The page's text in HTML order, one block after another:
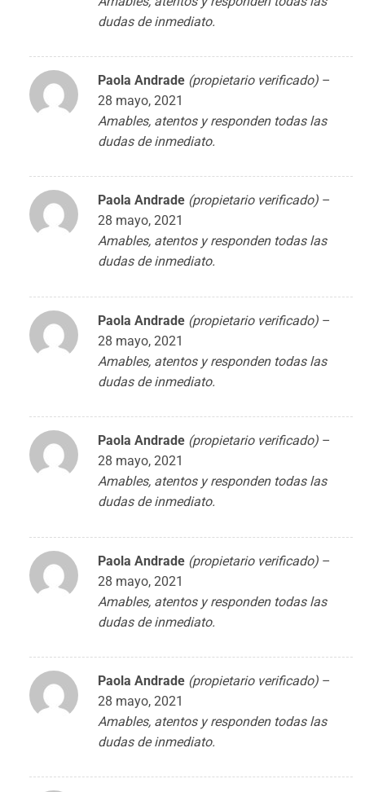
dudas de inmediato.
Paola Andrade (propietario verificado) –
28 mayo, 2021
Amables, atentos y responden todas las
dudas de inmediato.
Paola Andrade (propietario verificado) –
28 mayo, 2021
Amables, atentos y responden todas las
dudas de inmediato.
Paola Andrade (propietario verificado) –
28 mayo, 2021
Amables, atentos y responden todas las
dudas de inmediato.
Paola Andrade (propietario verificado) –
28 mayo, 2021
Amables, atentos y responden todas las
dudas de inmediato.
Paola Andrade (propietario verificado) –
28 mayo, 2021
Amables, atentos y responden todas las
dudas de inmediato.
Paola Andrade (propietario verificado) –
28 mayo, 2021
Amables, atentos y responden todas las
dudas de inmediato.